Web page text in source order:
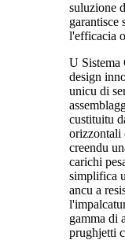
suluzione
garantisce
l'efficacia
U Sistema
design
unicu di
custituitu
orizzontali
creendu
carichi
simplifica
ancu a
gamma di
prughjetti